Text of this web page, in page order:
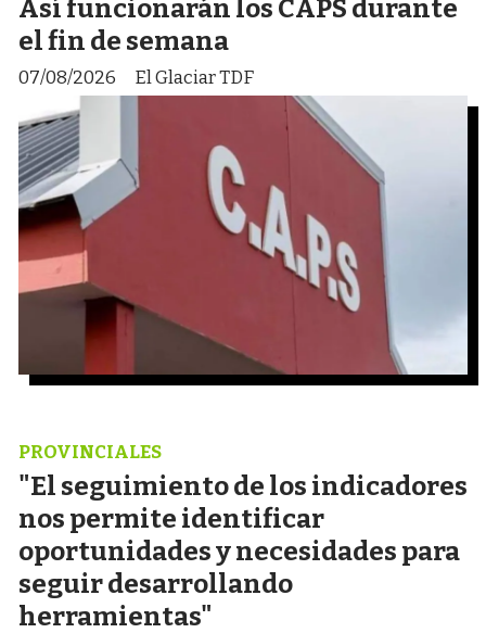
Así funcionarán los CAPS durante
el fin de semana
El Glaciar TDF
07/08/2026
"El seguimiento de los indicadores
nos permite identificar
oportunidades y necesidades para
seguir desarrollando
herramientas"
PROVINCIALES